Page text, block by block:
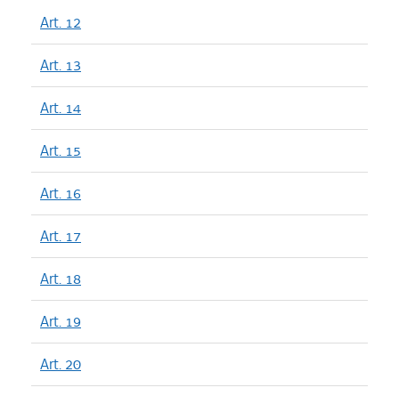
Art. 12
Art. 13
Art. 14
Art. 15
Art. 16
Art. 17
Art. 18
Art. 19
Art. 20